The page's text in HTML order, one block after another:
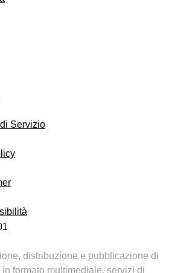
Servizio
distribuzione e pubblicazione di
formato multimediale, servizi di